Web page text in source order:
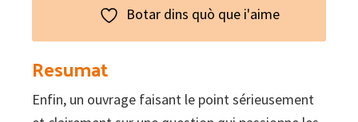
Botar dins quò que i'aime
Resumat
Enfin, un ouvrage faisant le point sérieusement